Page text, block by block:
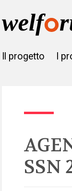
Il progetto I
SSN